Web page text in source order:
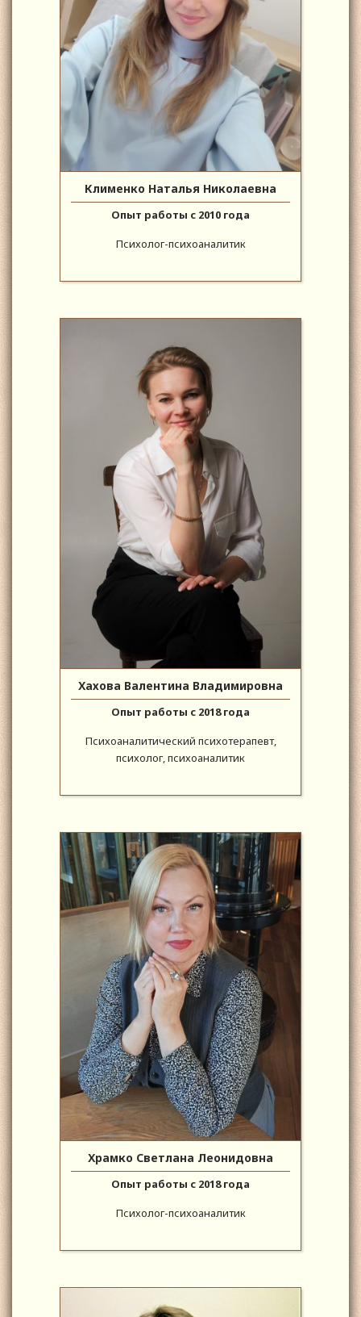
Клименко Наталья Николаевна
Опыт работы с 2010 года
Психолог-психоаналитик
Хахова Валентина Владимировна
Опыт работы с 2018 года
Психоаналитический психотерапевт,
психолог, психоаналитик
Храмко Светлана Леонидовна
Опыт работы с 2018 года
Психолог-психоаналитик